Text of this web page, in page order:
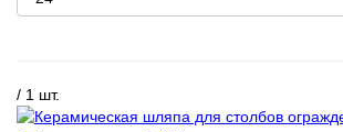
/ 1 шт.